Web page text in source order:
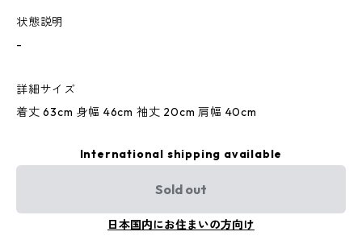
状態説明
-
詳細サイズ
着丈 63cm 身幅 46cm 袖丈 20cm 肩幅 40cm
International shipping available
Sold out
日本国内にお住まいの方向け